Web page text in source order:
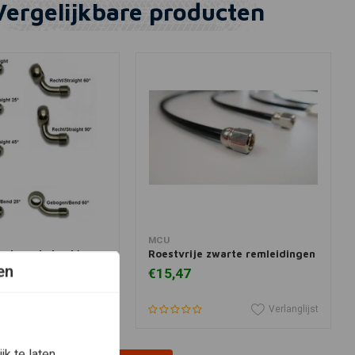
producten
de hoek)
MCU
Roestvrije zwarte remleidingen
€15,47
Verlanglijst